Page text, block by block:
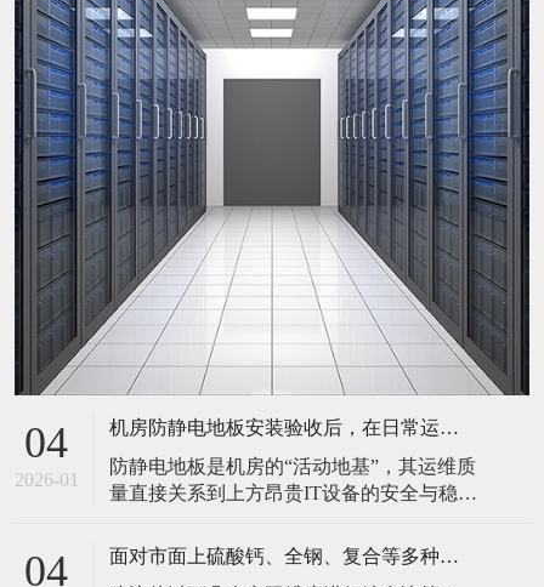
04
2026-01
机房防静电地板安装验收后，在日常运维中常常被忽视。请问，一套规范的、可操作的维护规程应包含哪些内容？有哪些“小问题”若不及时处理，会演变成“大故障”？
防静电地板是机房的“活动地基”，其运维质
量直接关系到上方昂贵IT设备的安全与稳
修，是保障其长期可靠的关键。 1. 建立分
04
面对市面上硫酸钙、全钢、复合等多种类型的机房防静电地板，我们该如何科学选型？除了预算，更应该从哪些实际维度进行考量，以避免“过度配置”或“配置不足”？